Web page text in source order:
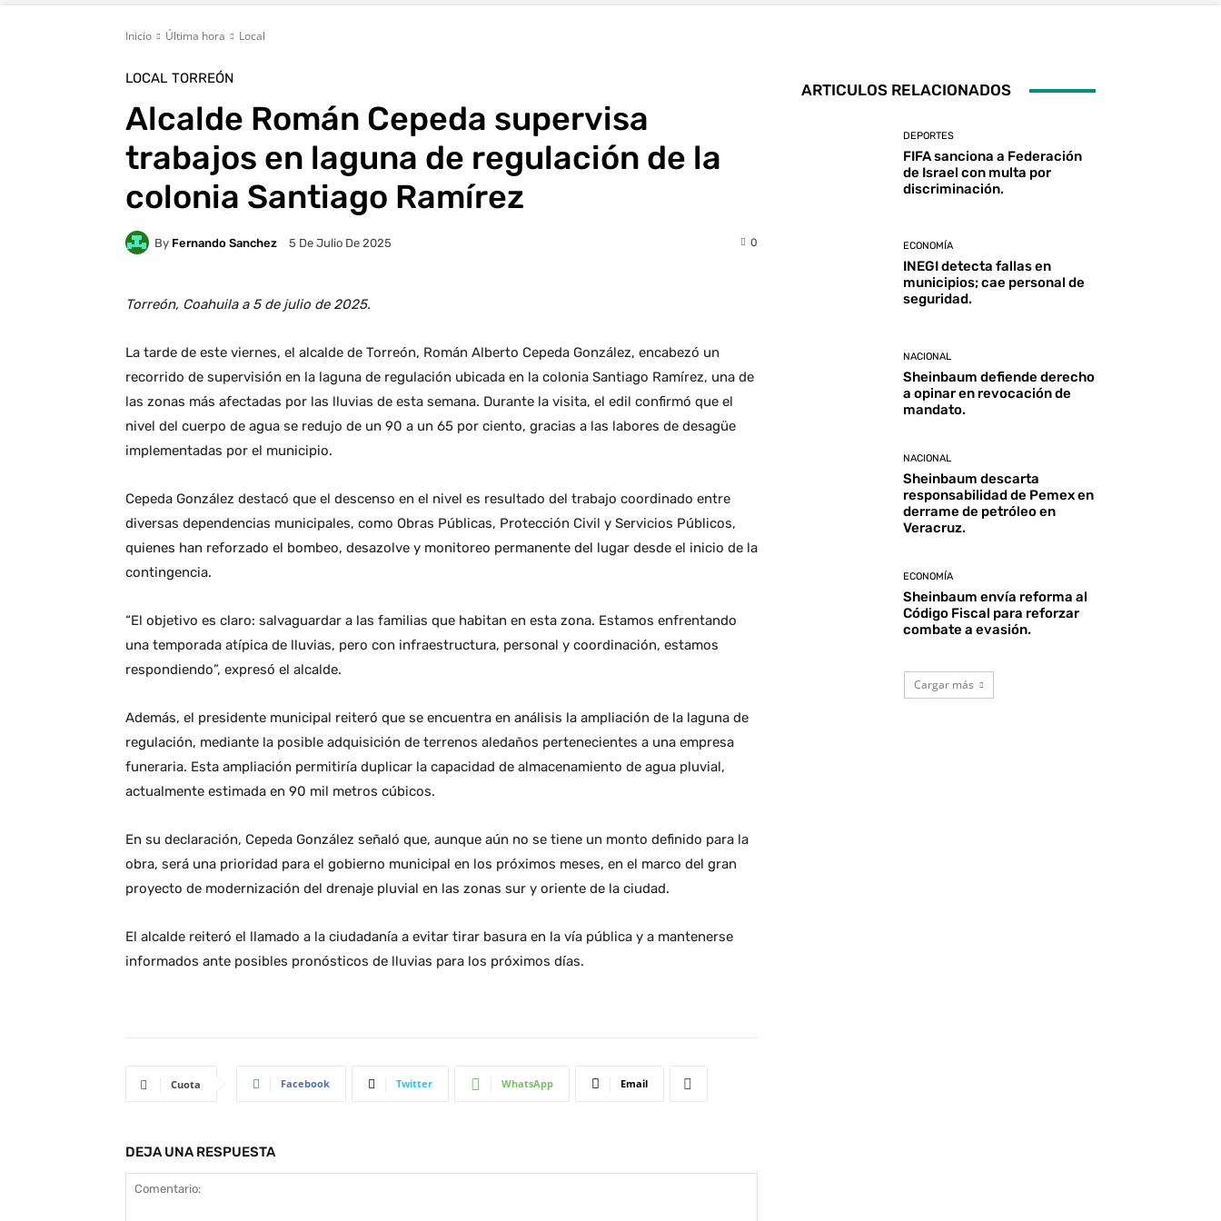
Inicio Última hora Local
LOCAL TORREÓN
Alcalde Román Cepeda supervisa
trabajos en laguna de regulación de la
colonia Santiago Ramírez
By Fernando Sanchez 5 De Julio De 2025 0
Torreón, Coahuila a 5 de julio de 2025.
La tarde de este viernes, el alcalde de Torreón, Román Alberto Cepeda González, encabezó un
recorrido de supervisión en la laguna de regulación ubicada en la colonia Santiago Ramírez, una de
las zonas más afectadas por las lluvias de esta semana. Durante la visita, el edil confirmó que el
nivel del cuerpo de agua se redujo de un 90 a un 65 por ciento, gracias a las labores de desagüe
implementadas por el municipio.
Cepeda González destacó que el descenso en el nivel es resultado del trabajo coordinado entre
diversas dependencias municipales, como Obras Públicas, Protección Civil y Servicios Públicos,
quienes han reforzado el bombeo, desazolve y monitoreo permanente del lugar desde el inicio de la
contingencia.
“El objetivo es claro: salvaguardar a las familias que habitan en esta zona. Estamos enfrentando
una temporada atípica de lluvias, pero con infraestructura, personal y coordinación, estamos
respondiendo”, expresó el alcalde.
Además, el presidente municipal reiteró que se encuentra en análisis la ampliación de la laguna de
regulación, mediante la posible adquisición de terrenos aledaños pertenecientes a una empresa
funeraria. Esta ampliación permitiría duplicar la capacidad de almacenamiento de agua pluvial,
actualmente estimada en 90 mil metros cúbicos.
En su declaración, Cepeda González señaló que, aunque aún no se tiene un monto definido para la
obra, será una prioridad para el gobierno municipal en los próximos meses, en el marco del gran
proyecto de modernización del drenaje pluvial en las zonas sur y oriente de la ciudad.
El alcalde reiteró el llamado a la ciudadanía a evitar tirar basura en la vía pública y a mantenerse
informados ante posibles pronósticos de lluvias para los próximos días.
Cuota Facebook Twitter WhatsApp Email
DEJA UNA RESPUESTA
ARTICULOS RELACIONADOS
DEPORTES
FIFA sanciona a Federación
de Israel con multa por
discriminación.
ECONOMÍA
INEGI detecta fallas en
municipios; cae personal de
seguridad.
NACIONAL
Sheinbaum defiende derecho
a opinar en revocación de
mandato.
NACIONAL
Sheinbaum descarta
responsabilidad de Pemex en
derrame de petróleo en
Veracruz.
ECONOMÍA
Sheinbaum envía reforma al
Código Fiscal para reforzar
combate a evasión.
Cargar más